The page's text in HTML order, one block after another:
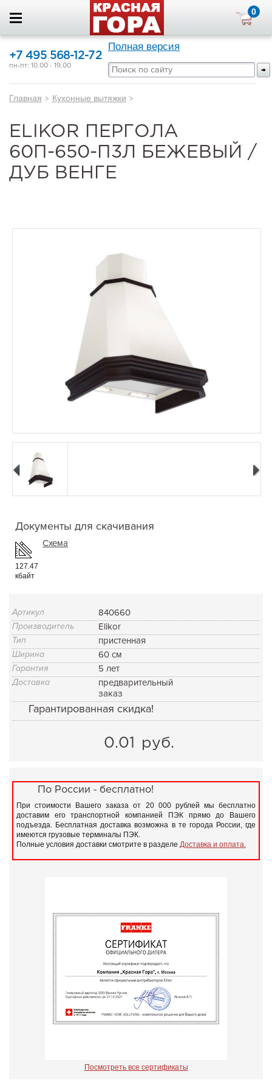
0
+7 495 568-12-72
пн-пт: 10.00 - 19.00
Полная версия
Главная > Кухонные вытяжки >
ELIKOR ПЕРГОЛА
60П-650-П3Л БЕЖЕВЫЙ /
ДУБ ВЕНГЕ
Документы для скачивания
127.47
кбайт
Схема
Артикул 840660
Производитель Elikor
Тип пристенная
Ширина 60 см
Гарантия 5 лет
Доставка
предварительный
заказ
Гарантированная скидка!
0.01 руб.
По России - бесплатно!
При стоимости Вашего заказа от 20 000 рублей мы бесплатно
доставим его транспортной компанией ПЭК прямо до Вашего
подъезда. Бесплатная доставка возможна в те города России, где
имеются грузовые терминалы ПЭК.
Полные условия доставки смотрите в разделе Доставка и оплата.
Посмотреть все сертификаты